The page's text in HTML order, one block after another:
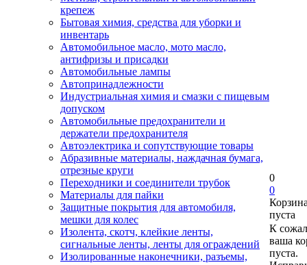
крепеж
Бытовая химия, средства для уборки и
инвентарь
Автомобильное масло, мото масло,
антифризы и присадки
Автомобильные лампы
Автопринадлежности
Индустриальная химия и смазки с пищевым
допуском
Автомобильные предохранители и
держатели предохранителя
Автоэлектрика и сопутствующие товары
Абразивные материалы, наждачная бумага,
отрезные круги
Переходники и соединители трубок
Материалы для пайки
Защитные покрытия для автомобиля,
мешки для колес
Изолента, скотч, клейкие ленты,
сигнальные ленты, ленты для ограждений
Изолированные наконечники, разъемы,
0
0
пуста
К
ваша
пуста.